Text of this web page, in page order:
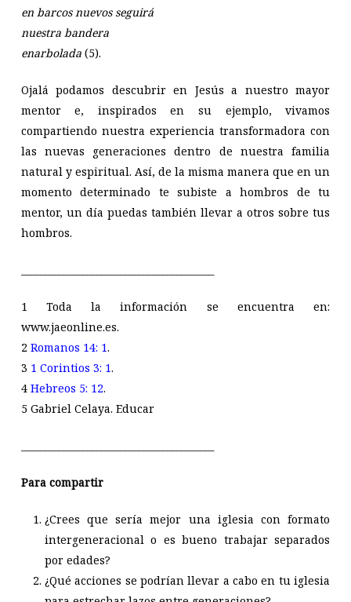
en barcos nuevos seguirá
nuestra bandera
enarbolada(5).
Ojalá podamos descubrir en Jesús a nuestro mayor
mentor e, inspirados en su ejemplo, vivamos
compartiendo nuestra experiencia transformadora con
las nuevas generaciones dentro de nuestra familia
natural y espiritual. Así, de la misma manera que en un
momento determinado te subiste a hombros de tu
mentor, un día puedas también llevar a otros sobre tus
hombros.
1 Toda la información se encuentra en:
www.jaeonline.es.
2 Romanos 14: 1.
3 1 Corintios 3: 1.
4 Hebreos 5: 12.
5 Gabriel Celaya. Educar
Para compartir
¿Crees que sería mejor una iglesia con formato
intergeneracional o es bueno trabajar separados
por edades?
¿Qué acciones se podrían llevar a cabo en tu iglesia